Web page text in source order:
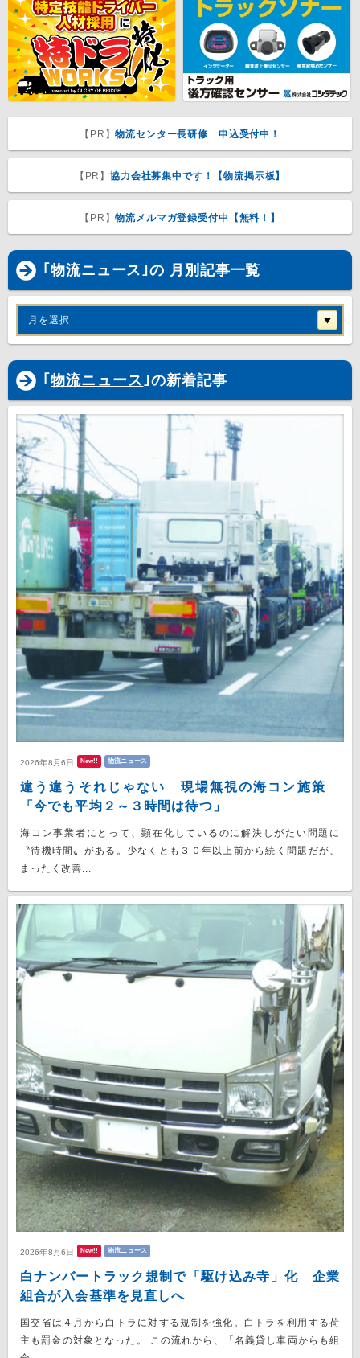
【PR】物流センター長研修 申込受付中！
【PR】協力会社募集中です！【物流掲示板】
【PR】物流メルマガ登録受付中【無料！】
｢物流ニュース｣の 月別記事一覧
月を選択
｢ 物流ニュース｣の新着記事
2026年8月6日 New!! 物流ニュース
違う違うそれじゃない 現場無視の海コン施策
「今でも平均２～３時間は待つ」
海コン事業者にとって、顕在化しているのに解決しがたい問題に
〝待機時間〟がある。少なくとも３０年以上前から続く問題だが、
まったく改善...
2026年8月6日 New!! 物流ニュース
白ナンバートラック規制で「駆け込み寺」化 企業
組合が入会基準を見直しへ
国交省は４月から白トラに対する規制を強化。白トラを利用する荷
主も罰金の対象となった。 この流れから、「名義貸し車両からも組